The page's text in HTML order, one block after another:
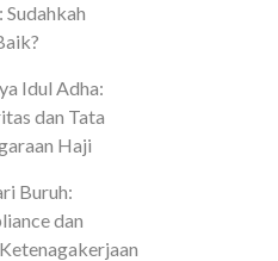
Idul Adha:
dan Tata
Haji
Buruh:
dan